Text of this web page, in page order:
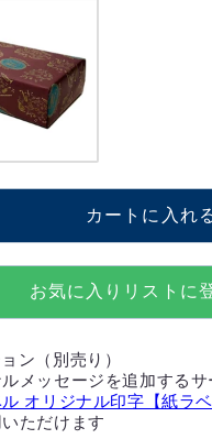
増
や
カートに入れ
お気に入りリストに
ン（別売り）
メッセージを追加するサ
オリジナル印字【紙ラベ
ただけます